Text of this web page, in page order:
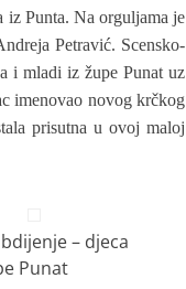
iz Punta. Na orguljama je
Petravić. Scensko-
i mladi iz župe Punat uz
imenovao novog krčkog
prisutna u ovoj maloj
– djeca
Punat